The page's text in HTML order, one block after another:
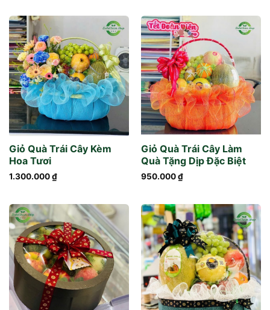
Giỏ Quà Trái Cây Kèm
Hoa Tươi
1.300.000₫
Giỏ Quà Trái Cây Làm
Quà Tặng Dịp Đặc Biệt
950.000₫